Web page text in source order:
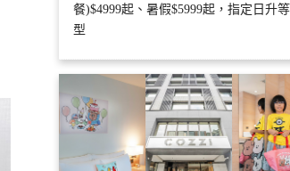
餐)$4999起、暑假$5999起，指定日升
型